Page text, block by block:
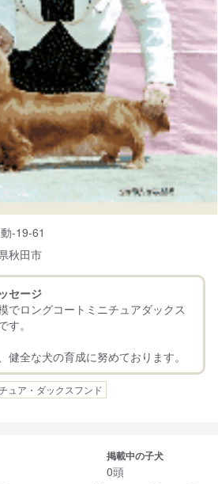
-19-61
秋田市
セージ
でロングコートミニチュアダックス
。
ュア・ダックスフンド
掲載中の子犬
0頭